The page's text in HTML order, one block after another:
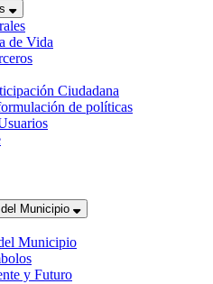
de Vida
Ciudadana
de políticas
Municipio
Municipio
y Futuro